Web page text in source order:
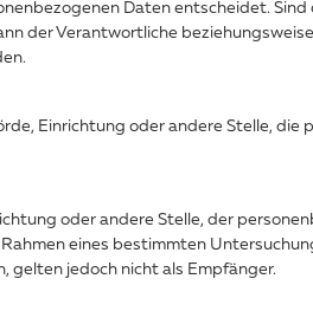
Daten entscheidet.
der Verantwortliche
Einrichtung oder andere Stelle,
oder andere Stelle, der
eines bestimmten
gelten jedoch nicht als Empfänger.